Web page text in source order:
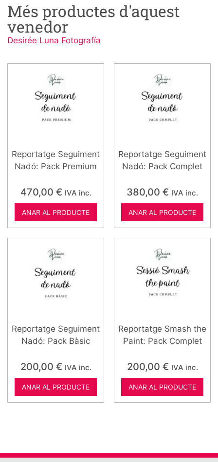
Més productes d'aquest
venedor
Desirée Luna Fotografía
Reportatge Seguiment
Nadó: Pack Premium
470,00 € IVA inc.
ANAR AL PRODUCTE
Reportatge Seguiment
Nadó: Pack Complet
380,00 € IVA inc.
ANAR AL PRODUCTE
Reportatge Seguiment
Nadó: Pack Bàsic
200,00 € IVA inc.
ANAR AL PRODUCTE
Reportatge Smash the
Paint: Pack Complet
200,00 € IVA inc.
ANAR AL PRODUCTE